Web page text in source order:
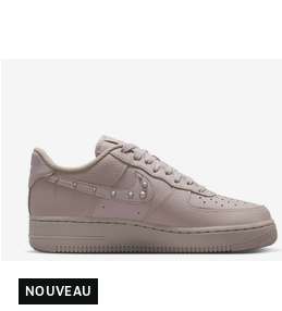
NOUVEAU
NOUVEAU